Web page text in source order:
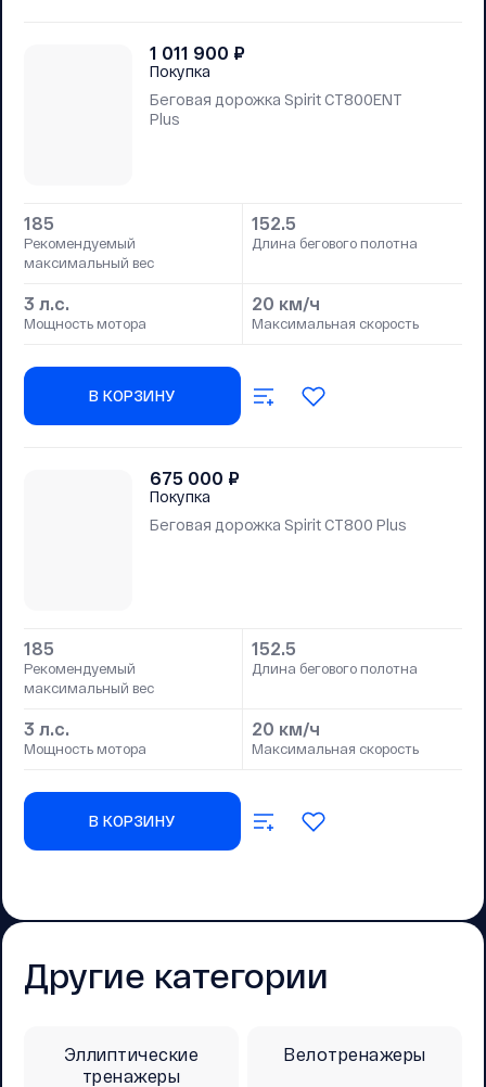
1 011 900 ₽
Покупка
Беговая дорожка Spirit CT800ENT
Plus
185
Рекомендуемый
максимальный вес
152.5
Длина бегового полотна
3 л.с.
Мощность мотора
20 км/ч
Максимальная скорость
В КОРЗИНУ
675 000 ₽
Покупка
Беговая дорожка Spirit CT800 Plus
185
Рекомендуемый
максимальный вес
152.5
Длина бегового полотна
3 л.с.
Мощность мотора
20 км/ч
Максимальная скорость
В КОРЗИНУ
Другие категории
Эллиптические
тренажеры
Велотренажеры